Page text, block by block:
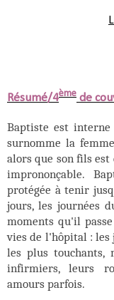
Résumé/4ème de
Baptiste est interne
surnomme la
alors que son fils est
imprononçable.
protégée à tenir
jours, les journées
moments qu'il
vies de l'hôpital : les
les plus touchants,
infirmiers, leurs
amours parfois.